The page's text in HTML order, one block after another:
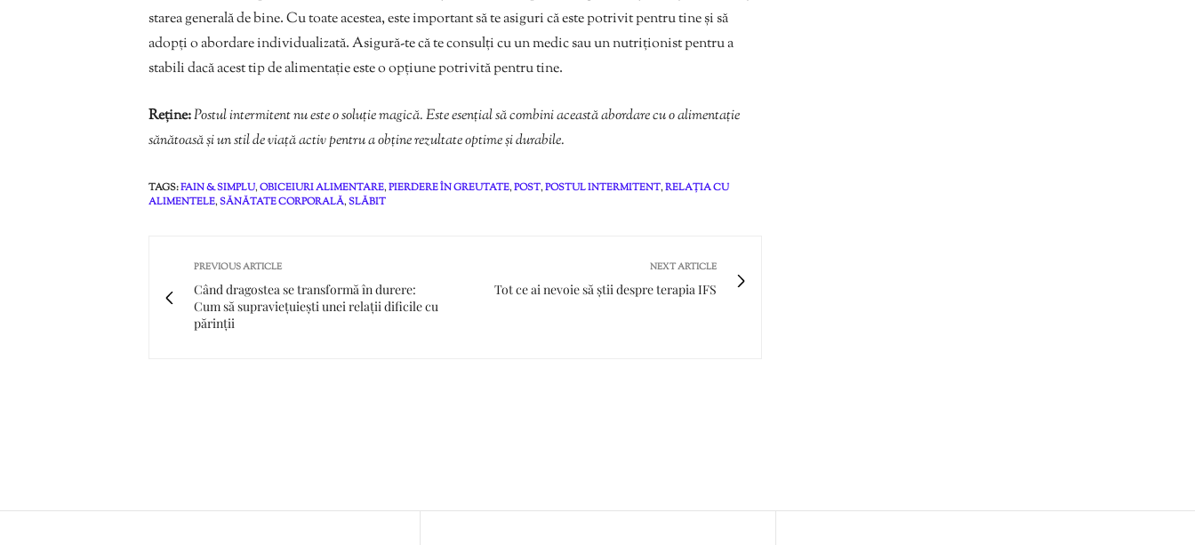
starea generală de bine. Cu toate acestea, este important să te asiguri că este potrivit pentru tine și să
adopți o abordare individualizată. Asigură-te că te consulți cu un medic sau un nutriționist pentru a
stabili dacă acest tip de alimentație este o opțiune potrivită pentru tine.
Reține:Postul intermitent nu este o soluție magică. Este esențial să combini această abordare cu o alimentație
sănătoasă și un stil de viață activ pentru a obține rezultate optime și durabile.
TAGS:FAIN & SIMPLU,OBICEIURI ALIMENTARE,PIERDERE ÎN GREUTATE,POST,POSTUL INTERMITENT,RELAȚIA CU
ALIMENTELE,SĂNĂTATE CORPORALĂ,SLĂBIT
PREVIOUS ARTICLE
Când dragostea se transformă în durere:
Cum să supraviețuiești unei relații dificile cu
părinții
NEXT ARTICLE
Tot ce ai nevoie să știi despre terapia IFS